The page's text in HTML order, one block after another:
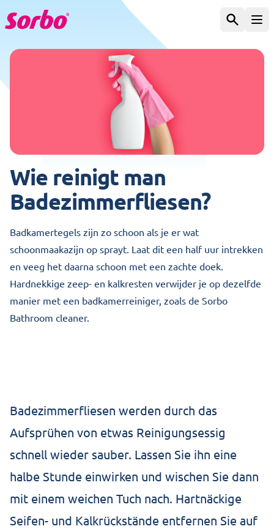
Zum Inhalt springen
Suchen
Wie reinigt man
Badezimmerfliesen?
Badkamertegels zijn zo schoon als je er wat
schoonmaakazijn op sprayt. Laat dit een half uur intrekken
en veeg het daarna schoon met een zachte doek.
Hardnekkige zeep- en kalkresten verwijder je op dezelfde
manier met een badkamerreiniger, zoals de Sorbo
Bathroom cleaner.
Badezimmerfliesen werden durch das
Aufsprühen von etwas Reinigungsessig
schnell wieder sauber. Lassen Sie ihn eine
halbe Stunde einwirken und wischen Sie dann
mit einem weichen Tuch nach. Hartnäckige
Seifen- und Kalkrückstände entfernen Sie auf